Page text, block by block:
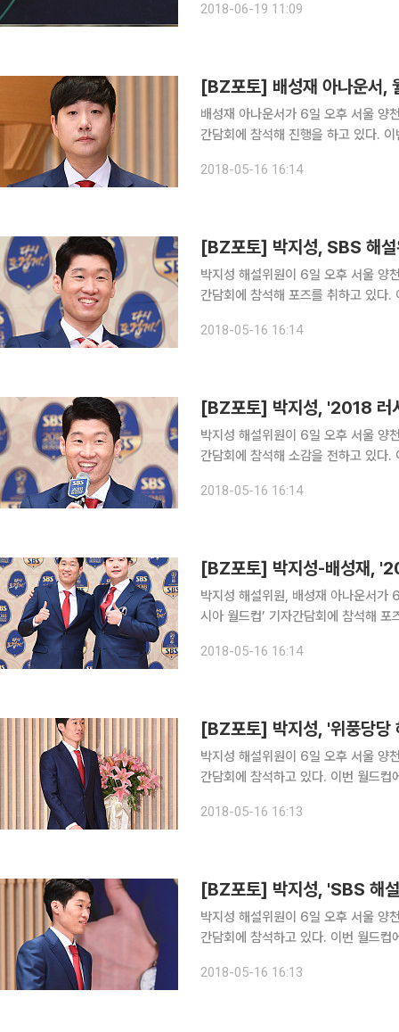
고, 이어 SBS와 MBC가 각각 12.5%,
2018-06-19 11:09
[BZ포토] 배성재 아나운서,
배성재 아나운서가 6일 오후 서울 양
간담회에 참석해 진행을 하고 있다. 이번 월드컵에서는 2002년 월드컵 4강 주역의 해설진들의 만
해설위원이 맡아 진행한다.
2018-05-16 16:14
[BZ포토] 박지성, SBS 해설
박지성 해설위원이 6일 오후 서울 양
간담회에 참석해 포즈를 취하고 있다. 이번 월드컵에서는 2002년 월드컵 4강 주역의 해설진들의
해설위원이 맡아 진행한다.
2018-05-16 16:14
[BZ포토] 박지성, '2018 러
박지성 해설위원이 6일 오후 서울 양
간담회에 참석해 소감을 전하고 있다. 이번 월드컵에서는 2002년 월드컵 4강 주역의 해설진들의
해설위원이 맡아 진행한다.
2018-05-16 16:14
[BZ포토] 박지성-배성재,
박지성 해설위원, 배성재 아나운서가
시아 월드컵’ 기자간담회에 참석해 포즈를 취하고 있다. 이번 월
리고 SBS 박지성 해설위원이 맡아 진
2018-05-16 16:14
[BZ포토] 박지성, '위풍당당
박지성 해설위원이 6일 오후 서울 양
간담회에 참석하고 있다. 이번 월드컵에서는 2002년 월드컵 4강 주역의 해설진들의 만남으로 기대
맡아 진행한다.
2018-05-16 16:13
[BZ포토] 박지성, 'SBS 해
박지성 해설위원이 6일 오후 서울 양
간담회에 참석하고 있다. 이번 월드컵에서는 2002년 월드컵 4강 주역의 해설진들의 만남으로 기대
맡아 진행한다.
2018-05-16 16:13